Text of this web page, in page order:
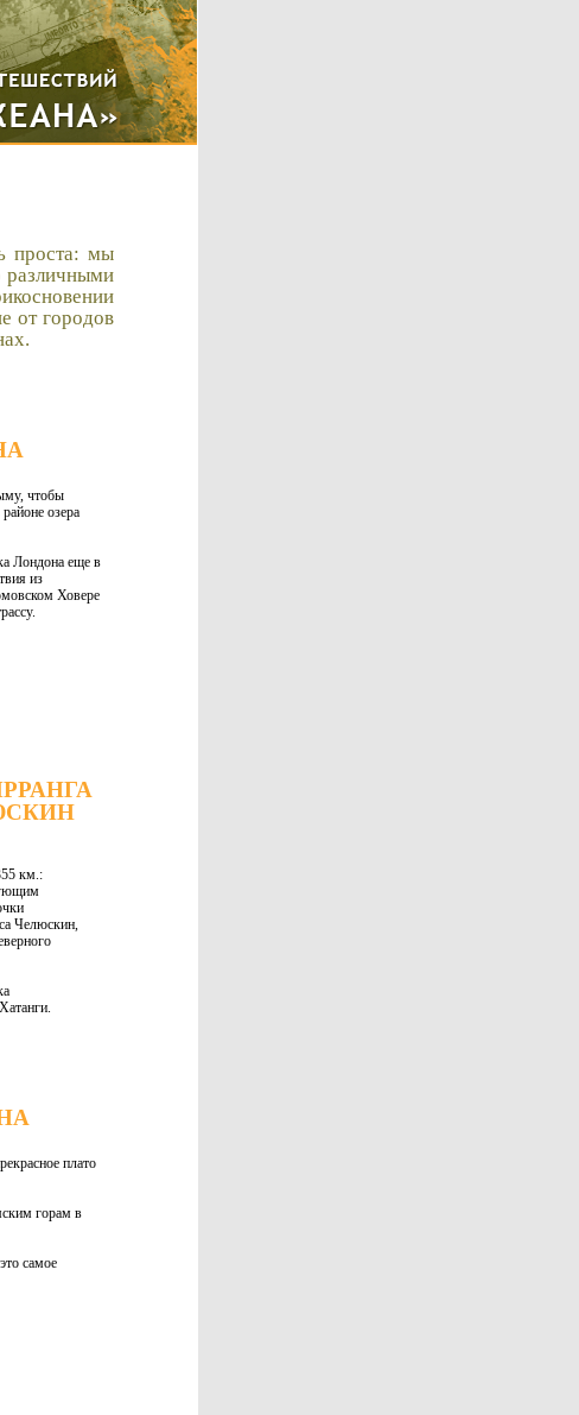
проста: мы
различными
от городов
чтобы
озера
Лондона еще в
из
Ховере
км.:
Челюскин,
плато
горам в
самое